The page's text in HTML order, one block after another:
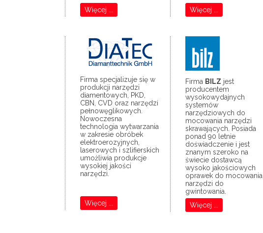
Więcej ... Więcej ...
Firma specjalizuje się w
produkcji narzędzi
diamentowych, PKD,
CBN, CVD oraz narzędzi
pełnowęglikowych.
Nowoczesna
technologia wytwarzania
w zakresie obróbek
elektroerozyjnych,
laserowych i szlifierskich
umożliwia produkcje
wysokiej jakości
narzędzi.
Więcej ...
Firma BILZ jest
producentem
wysokowydajnych
systemów
narzędziowych do
mocowania narzędzi
skrawających. Posiada
ponad 90 letnie
doświadczenie i jest
znanym szeroko na
świecie dostawcą
wysoko jakościowych
oprawek do mocowania
narzędzi do
gwintowania.
Więcej ...